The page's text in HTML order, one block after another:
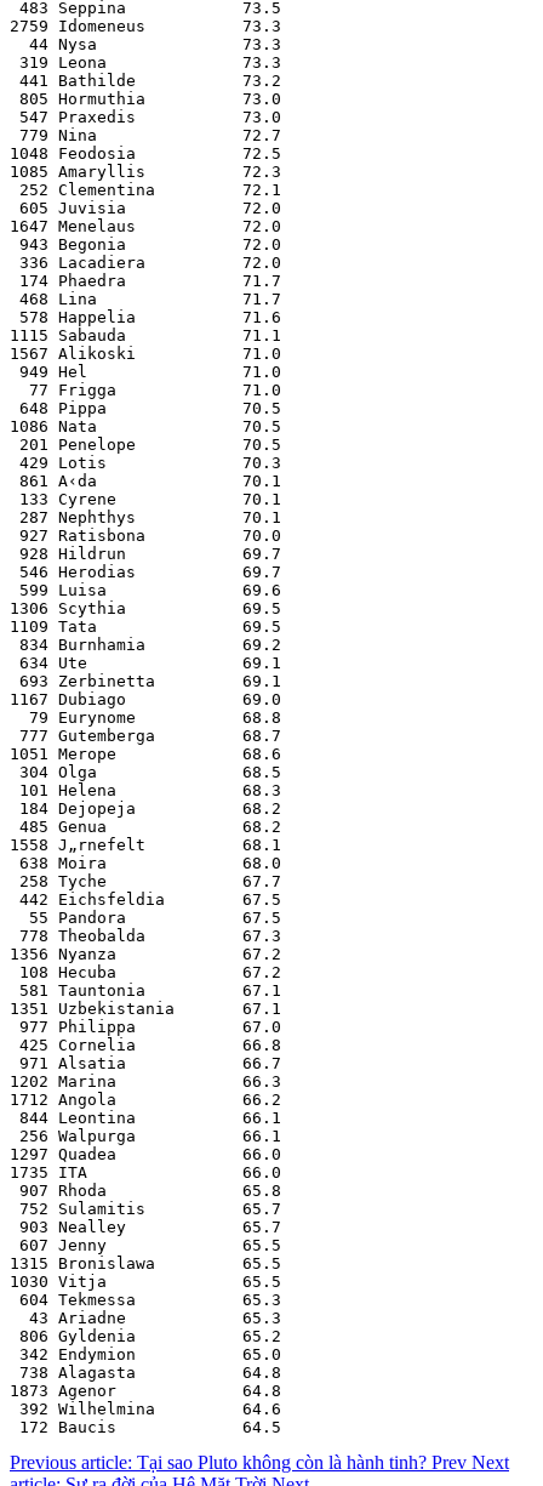
483 Seppina            73.5
2759 Idomeneus          73.3
  44 Nysa               73.3
319 Leona              73.3
441 Bathilde           73.2
805 Hormuthia          73.0
547 Praxedis           73.0
779 Nina               72.7
1048 Feodosia           72.5
1085 Amaryllis          72.3
252 Clementina         72.1
605 Juvisia            72.0
1647 Menelaus           72.0
943 Begonia            72.0
336 Lacadiera          72.0
174 Phaedra            71.7
468 Lina               71.7
578 Happelia           71.6
1115 Sabauda            71.1
1567 Alikoski           71.0
949 Hel                71.0
  77 Frigga             71.0
648 Pippa              70.5
1086 Nata               70.5
201 Penelope           70.5
429 Lotis              70.3
861 A‹da               70.1
133 Cyrene             70.1
287 Nephthys           70.1
927 Ratisbona          70.0
928 Hildrun            69.7
546 Herodias           69.7
599 Luisa              69.6
1306 Scythia            69.5
1109 Tata               69.5
834 Burnhamia          69.2
634 Ute                69.1
693 Zerbinetta         69.1
1167 Dubiago            69.0
  79 Eurynome           68.8
777 Gutemberga         68.7
1051 Merope             68.6
304 Olga               68.5
101 Helena             68.3
184 Dejopeja           68.2
485 Genua              68.2
1558 J„rnefelt          68.1
638 Moira              68.0
258 Tyche              67.7
442 Eichsfeldia        67.5
  55 Pandora            67.5
778 Theobalda          67.3
1356 Nyanza             67.2
108 Hecuba             67.2
581 Tauntonia          67.1
1351 Uzbekistania       67.1
977 Philippa           67.0
425 Cornelia           66.8
971 Alsatia            66.7
1202 Marina             66.3
1712 Angola             66.2
844 Leontina           66.1
256 Walpurga           66.1
1297 Quadea             66.0
1735 ITA                66.0
907 Rhoda              65.8
752 Sulamitis          65.7
903 Nealley            65.7
607 Jenny              65.5
1315 Bronislawa         65.5
1030 Vitja              65.5
604 Tekmessa           65.3
  43 Ariadne            65.3
806 Gyldenia           65.2
342 Endymion           65.0
738 Alagasta           64.8
1873 Agenor             64.8
392 Wilhelmina         64.6
172 Baucis             64.5
Previous article: Tại sao Pluto không còn là hành tinh? Prev Next